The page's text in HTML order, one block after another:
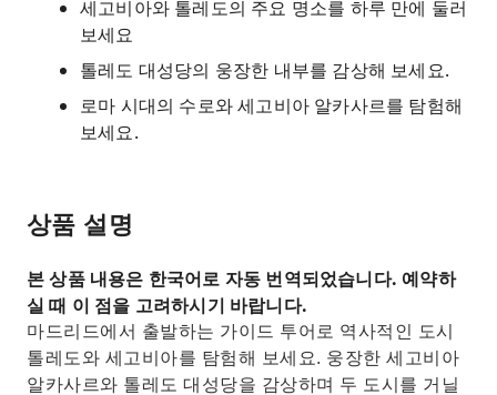
세고비아와 톨레도의 주요 명소를 하루 만에 둘러
보세요
톨레도 대성당의 웅장한 내부를 감상해 보세요.
로마 시대의 수로와 세고비아 알카사르를 탐험해
보세요.
상품 설명
본 상품 내용은 한국어로 자동 번역되었습니다. 예약하
실 때 이 점을 고려하시기 바랍니다.
마드리드에서 출발하는 가이드 투어로 역사적인 도시
톨레도와 세고비아를 탐험해 보세요. 웅장한 세고비아
알카사르와 톨레도 대성당을 감상하며 두 도시를 거닐